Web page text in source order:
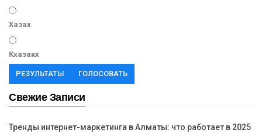
Хазах
Кхазакх
РЕЗУЛЬТАТЫ ГОЛОСОВАТЬ
Свежие Записи
Тренды интернет-маркетинга в Алматы: что работает в 2025